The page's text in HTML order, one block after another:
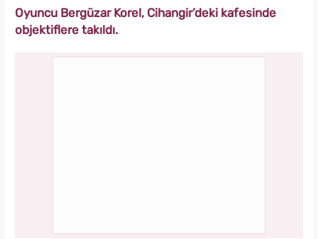
Oyuncu Bergüzar Korel, Cihangir’deki kafesinde
objektiflere takıldı.